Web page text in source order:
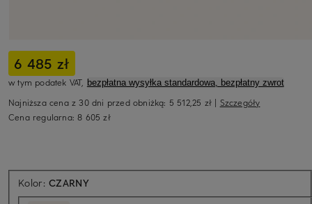
6 485 zł
w tym podatek VAT, bezpłatna wysyłka standardowa, bezpłatny zwrot
Najniższa cena z 30 dni przed obniżką: 5 512,25 zł | Szczegóły
Cena regularna:8 605 zł
Kolor:CZARNY